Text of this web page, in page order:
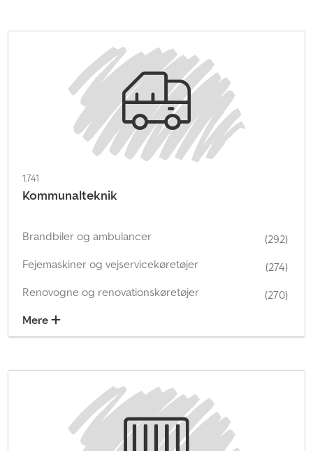
1.741
Kommunalteknik
Brandbiler og ambulancer
(292)
Fejemaskiner og vejservicekøretøjer
(274)
Renovogne og renovationskøretøjer
(270)
Mere